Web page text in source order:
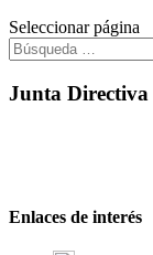
Seleccionar página
Junta Directiva
Enlaces de interés